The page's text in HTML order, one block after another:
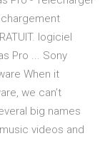
logiciel
Pro ... Sony
When it
we can’t
big names
videos and